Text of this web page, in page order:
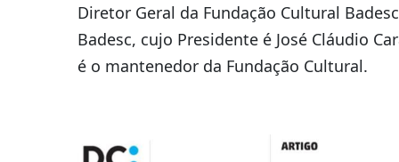
Diretor Geral da Fundação Cultural
Badesc, cujo Presidente é José Cláudio
é o mantenedor da Fundação Cultural.